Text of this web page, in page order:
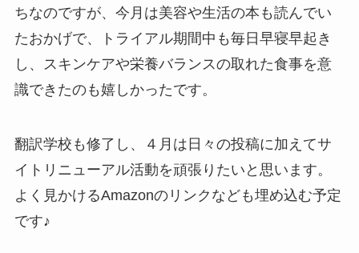
ちなのですが、今月は美容や生活の本も読んでい
たおかげで、トライアル期間中も毎日早寝早起き
し、スキンケアや栄養バランスの取れた食事を意
識できたのも嬉しかったです。
翻訳学校も修了し、４月は日々の投稿に加えてサ
イトリニューアル活動を頑張りたいと思います。
よく見かけるAmazonのリンクなども埋め込む予定
です♪